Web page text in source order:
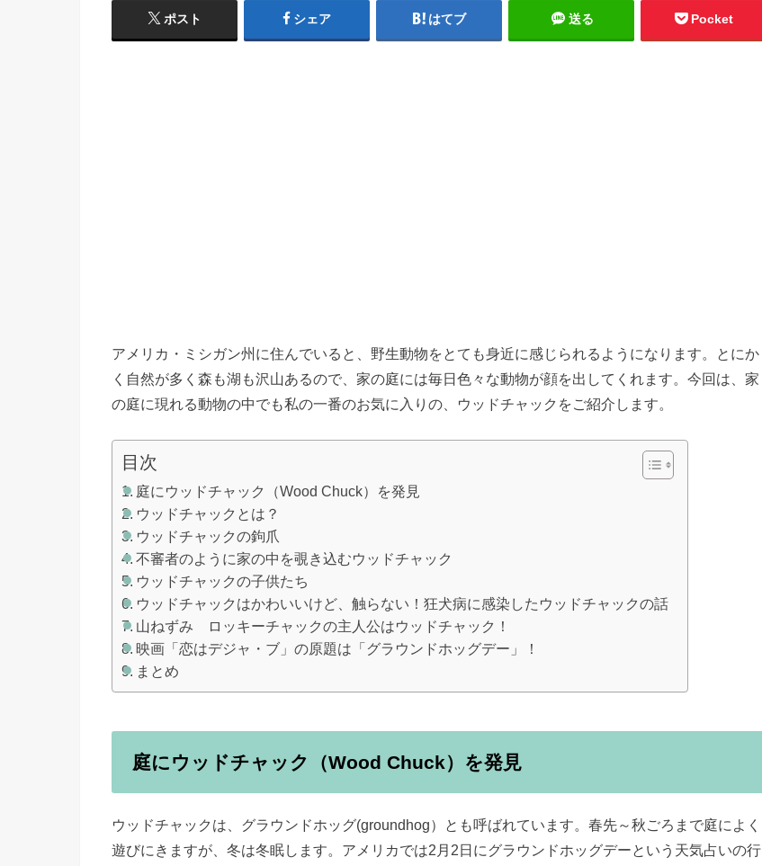
ポスト シェア はてブ 送る Pocket
アメリカ・ミシガン州に住んでいると、野生動物をとても身近に感じられるようになります。とにか
く自然が多く森も湖も沢山あるので、家の庭には毎日色々な動物が顔を出してくれます。今回は、家
の庭に現れる動物の中でも私の一番のお気に入りの、ウッドチャックをご紹介します。
目次
庭にウッドチャック（Wood Chuck）を発見
ウッドチャックとは？
ウッドチャックの鉤爪
不審者のように家の中を覗き込むウッドチャック
ウッドチャックの子供たち
ウッドチャックはかわいいけど、触らない！狂犬病に感染したウッドチャックの話
山ねずみ ロッキーチャックの主人公はウッドチャック！
映画「恋はデジャ・ブ」の原題は「グラウンドホッグデー」！
まとめ
庭にウッドチャック（Wood Chuck）を発見
ウッドチャックは、グラウンドホッグ(groundhog）とも呼ばれています。春先～秋ごろまで庭によく
遊びにきますが、冬は冬眠します。アメリカでは2月2日にグラウンドホッグデーという天気占いの行